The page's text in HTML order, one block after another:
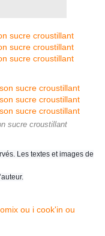
sucre croustillant
Les textes et images de
ou i cook'in ou